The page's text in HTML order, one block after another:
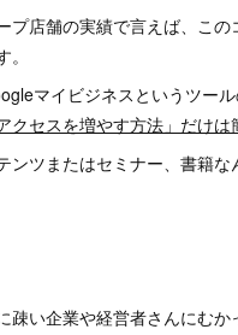
プ店舗の実績で言えば、こ
マイビジネスというツー
クセスを増やす方法」だけは
ンツまたはセミナー、書籍
疎い企業や経営者さんにむ